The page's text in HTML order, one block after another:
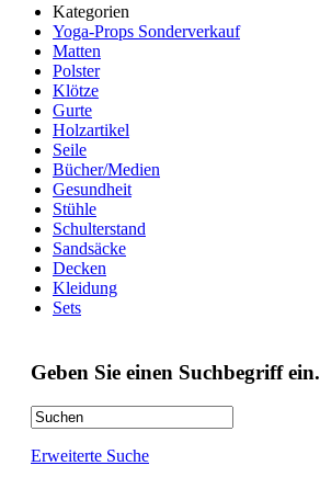
Kategorien
Yoga-Props Sonderverkauf
Matten
Polster
Klötze
Gurte
Holzartikel
Seile
Bücher/Medien
Gesundheit
Stühle
Schulterstand
Sandsäcke
Decken
Kleidung
Sets
Geben Sie einen Suchbegriff ein.
Erweiterte Suche